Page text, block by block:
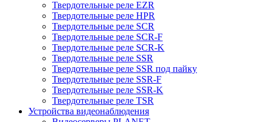
Твердотельные реле EZR
Твердотельные реле HPR
Твердотельные реле SCR
Твердотельные реле SCR-F
Твердотельные реле SCR-K
Твердотельные реле SSR
Твердотельные реле SSR под пайку
Твердотельные реле SSR-F
Твердотельные реле SSR-K
Твердотельные реле TSR
Устройства видеонаблюдения